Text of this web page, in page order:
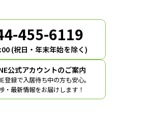
455-6119
(祝日・年末年始を除く)
公式アカウントのご案内
登録で入居待ち中の方も安心。
・最新情報をお届けします！